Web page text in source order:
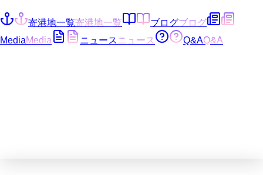
寄港地一覧寄港地一覧 ブログブログ
MediaMedia ニュース ニュース Q&AQ&A